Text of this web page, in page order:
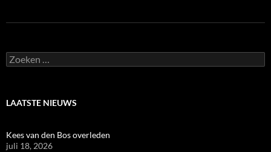
Zoeken
naar:
LAATSTE NIEUWS
Kees van den Bos overleden
juli 18, 2026